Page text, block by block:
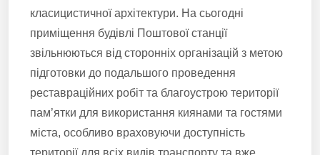
класицистичної архітектури. На сьогодні
приміщення будівлі Поштової станції
звільнюються від сторонніх організацій з метою
підготовки до подальшого проведення
реставраційних робіт та благоустрою території
пам’ятки для використання киянами та гостями
міста, особливо враховуючи доступність
території для всіх видів транспорту та вже